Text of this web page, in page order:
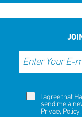
I agree that
send me a
Privacy Policy.